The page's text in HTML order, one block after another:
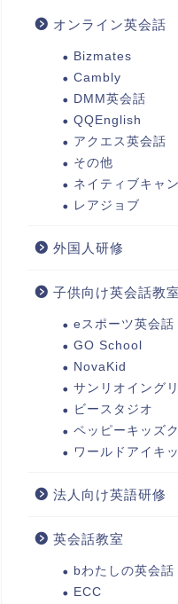
オンライン英会話
Bizmates
Cambly
DMM英会話
QQEnglish
アクエス英会話
その他
ネイティブキャ
レアジョブ
外国人研修
子供向け英会話教室
eスポーツ英会話
GO School
NovaKid
サンリオイング
ビースタジオ
ペッピーキッズ
ワールドアイキ
法人向け英語研修
英会話教室
bわたしの英会話
ECC